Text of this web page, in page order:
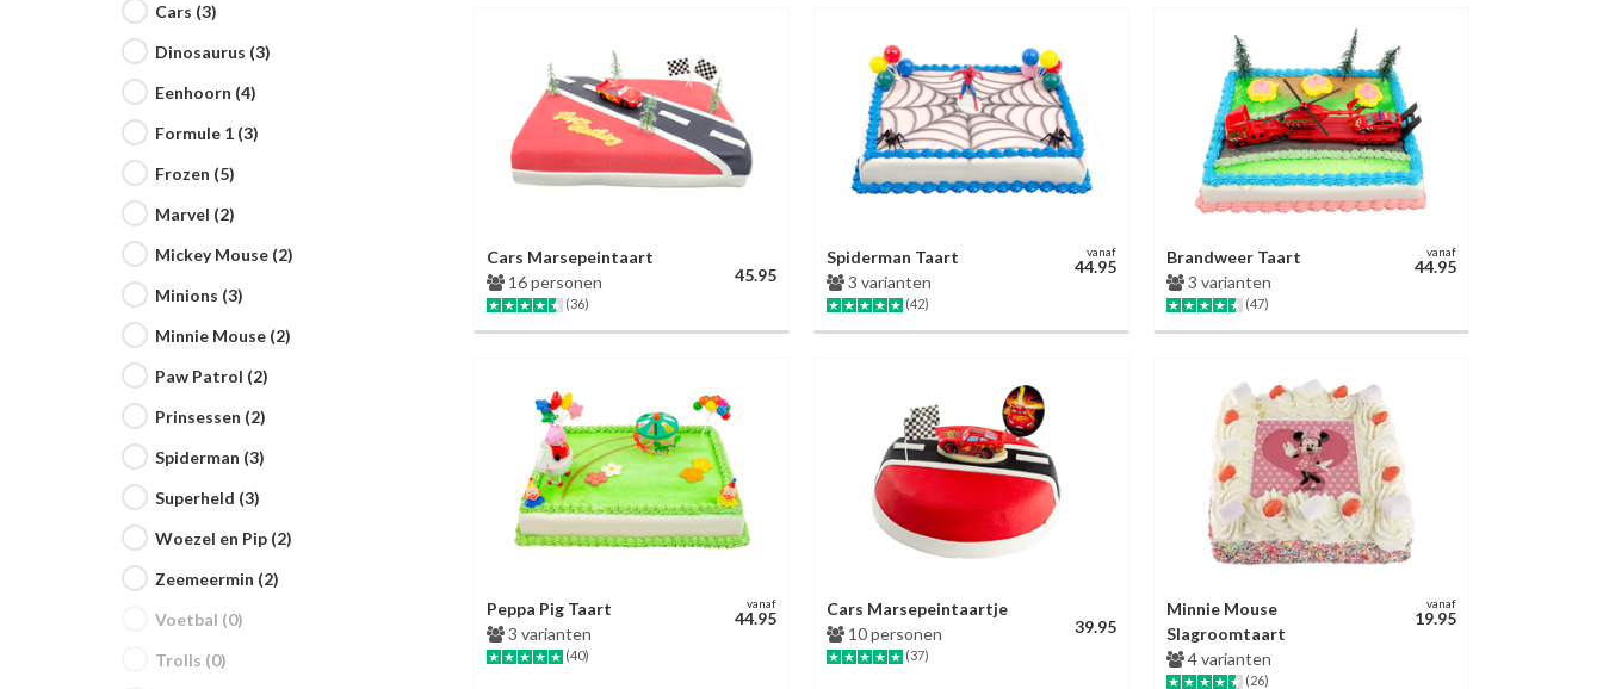
Cars (3)
Dinosaurus (3)
Eenhoorn (4)
Formule 1 (3)
Frozen (5)
Marvel (2)
Mickey Mouse (2)
Minions (3)
Minnie Mouse (2)
Paw Patrol (2)
Prinsessen (2)
Spiderman (3)
Superheld (3)
Woezel en Pip (2)
Zeemeermin (2)
Voetbal (0)
Trolls (0)
Cars Marsepeintaart
16 personen
(36)
45.95
Spiderman Taart
3 varianten
(42)
vanaf
44.95
Brandweer Taart
3 varianten
(47)
vanaf
44.95
Peppa Pig Taart
3 varianten
(40)
vanaf
44.95
Cars Marsepeintaartje
10 personen
(37)
39.95
Minnie Mouse
Slagroomtaart
4 varianten
(26)
vanaf
19.95